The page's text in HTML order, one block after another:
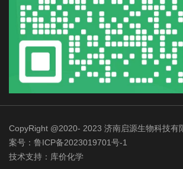
CopyRight @2020- 2023 济南启源生物科技有
案号： 鲁ICP备2023019701号-1
技术支持： 库价化学